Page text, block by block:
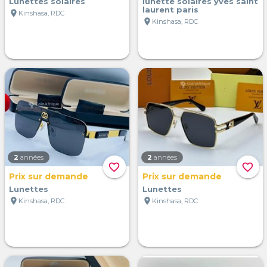
location_on Kinshasa, RDC
laurent paris
location_on Kinshasa, RDC
favorite_border
2 années
Prix sur demande
Lunettes
location_on Kinshasa, RDC
favorite_border
2 années
Prix sur demande
Lunettes
location_on Kinshasa, RDC